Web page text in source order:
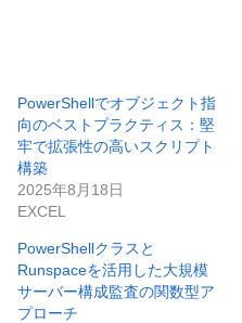
PowerShellでオブジェクト指
向のベストプラクティス：堅
牢で拡張性の高いスクリプト
構築
2025年8月18日
EXCEL
PowerShellクラスと
Runspaceを活用した大規模
サーバー構成監査の関数型ア
プローチ